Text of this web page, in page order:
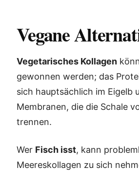
Vegane
Vegetarisches Kollagen
gewonnen werden; das
sich hauptsächlich im Eigelb
Membranen, die die Schale
trennen.
Wer Fisch isst, kann
Meereskollagen zu sich